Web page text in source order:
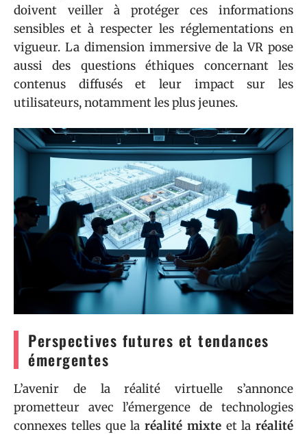
doivent veiller à protéger ces informations
sensibles et à respecter les réglementations en
vigueur. La dimension immersive de la VR pose
aussi des questions éthiques concernant les
contenus diffusés et leur impact sur les
utilisateurs, notamment les plus jeunes.
Perspectives futures et tendances
émergentes
L’avenir de la réalité virtuelle s’annonce
prometteur avec l’émergence de technologies
connexes telles que la réalité mixteet la réalité